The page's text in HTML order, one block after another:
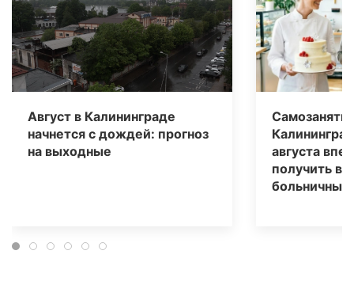
Август в Калининграде
начнется с дождей: прогноз
на выходные
августа
получить
больничным